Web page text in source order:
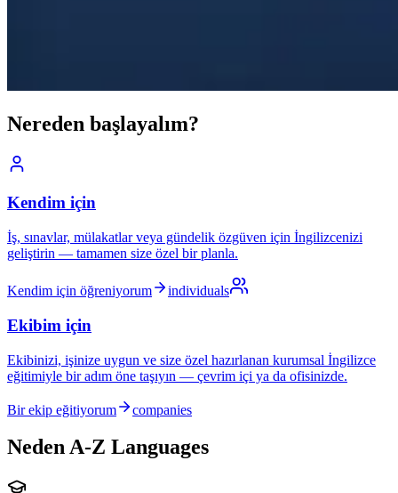
Nereden başlayalım?
Kendim için
İş, sınavlar, mülakatlar veya gündelik özgüven için İngilizcenizi
geliştirin — tamamen size özel bir planla.
Kendim için öğreniyorum individuals
Ekibim için
Ekibinizi, işinize uygun ve size özel hazırlanan kurumsal İngilizce
eğitimiyle bir adım öne taşıyın — çevrim içi ya da ofisinizde.
Bir ekip eğitiyorum companies
Neden A-Z Languages